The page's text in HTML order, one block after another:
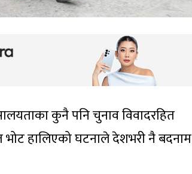
कुनै पनि चुनाव विवादरहित
भोट हालिएको घटनाले देशभरी नै बदनाम